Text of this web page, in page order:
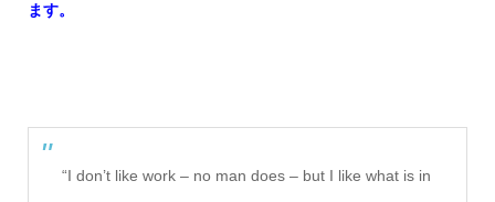
ます。
“I don’t like work – no man does – but I like what is in